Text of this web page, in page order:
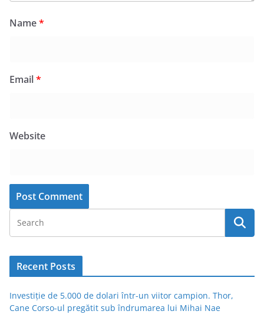
Name*
Email*
Website
Recent Posts
Investiție de 5.000 de dolari într-un viitor campion. Thor,
Cane Corso-ul pregătit sub îndrumarea lui Mihai Nae